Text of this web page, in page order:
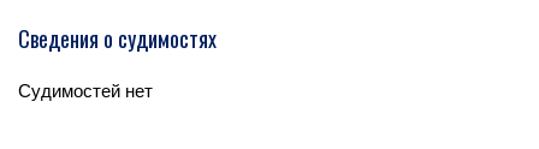
Сведения о судимостях
Судимостей нет